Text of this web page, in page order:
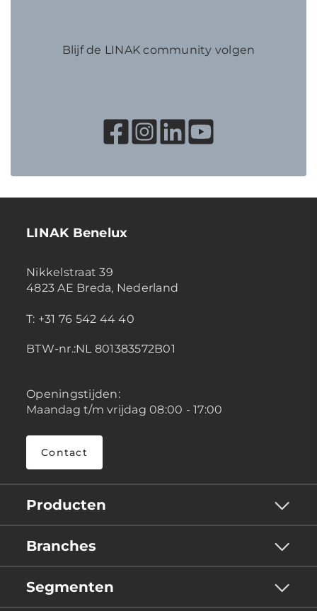
Blijf de LINAK community volgen
LINAK Benelux
Nikkelstraat 39
4823 AE Breda, Nederland
T: +31 76 542 44 40
BTW-nr.:NL 801383572B01
Openingstijden:
Maandag t/m vrijdag 08:00 - 17:00
Contact
Producten
Branches
Segmenten